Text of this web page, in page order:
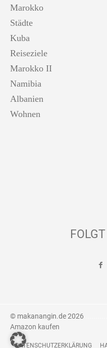
Marokko
Städte
Kuba
Reiseziele
Marokko II
Namibia
Albanien
Wohnen
© makanangin.de 2026
Amazon kaufen
DATENSCHUTZERKLÄRUNG